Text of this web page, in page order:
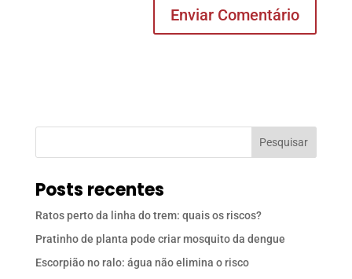
Pesquisar
Posts recentes
Ratos perto da linha do trem: quais os riscos?
Pratinho de planta pode criar mosquito da dengue
Escorpião no ralo: água não elimina o risco